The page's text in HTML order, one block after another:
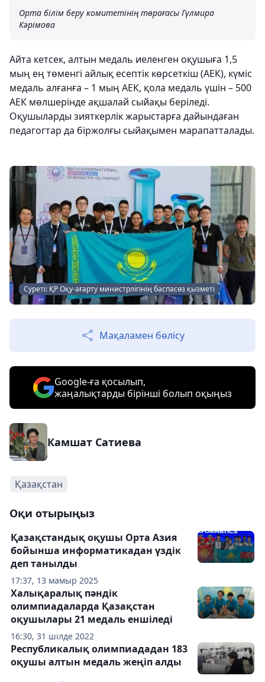
Орта білім беру комитетінің төрағасы Гүлмира
Кәрімова
Айта кетсек, алтын медаль иеленген оқушыға 1,5
мың ең төменгі айлық есептік көрсеткіш (АЕК), күміс
медаль алғанға – 1 мың АЕК, қола медаль үшін – 500
АЕК мөлшерінде ақшалай сыйақы беріледі.
Оқушыларды зияткерлік жарыстарға дайындаған
педагогтар да біржолғы сыйақымен марапатталады.
Суреті: ҚР Оқу-ағарту министрлігінің баспасөз қызметі
Мақаламен бөлісу
Google-ға қосылып,
жаңалықтарды бірінші болып оқыңыз
Камшат Сатиева
Қазақстан
Оқи отырыңыз
17:37, 13 мамыр 2025
Қазақстандық оқушы Орта Азия
бойынша информатикадан үздік
деп танылды
16:30, 31 шілде 2022
Халықаралық пәндік
олимпиадаларда Қазақстан
оқушылары 21 медаль еншіледі
Республикалық олимпиададан 183
оқушы алтын медаль жеңіп алды